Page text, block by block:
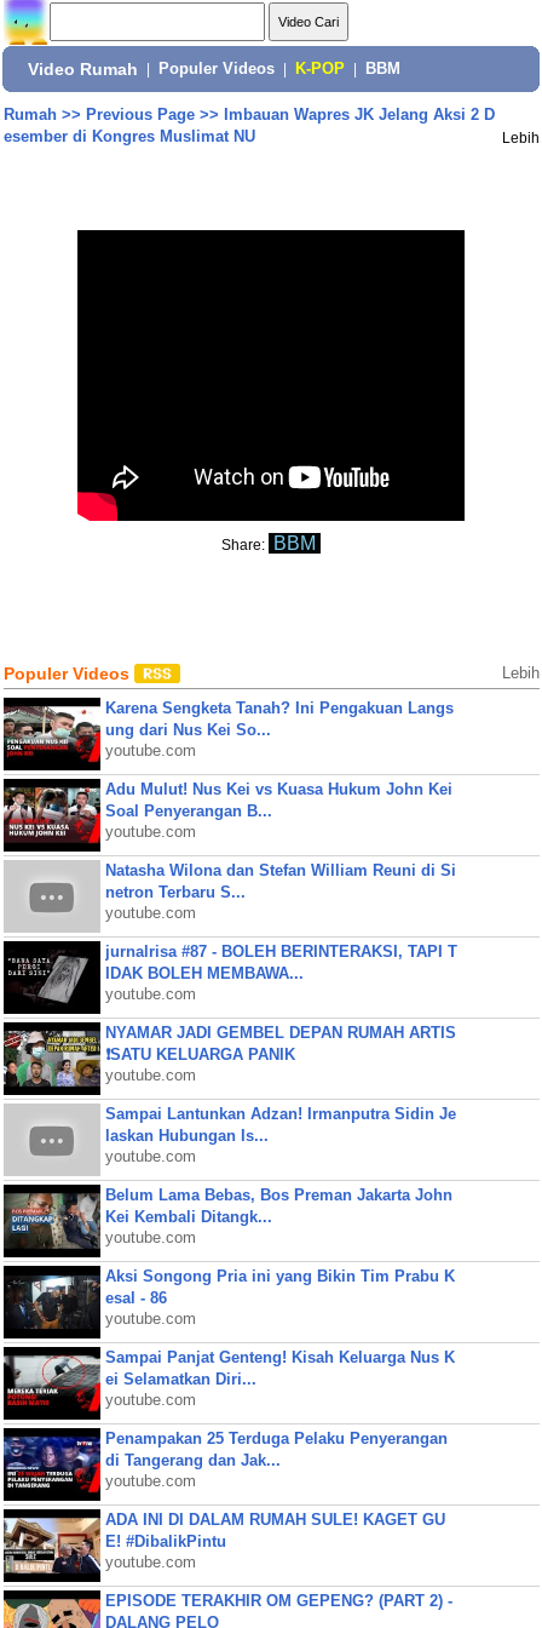
Video Rumah Populer Videos K-POP BBM
Rumah>> Previous Page>> Imbauan Wapres JK Jelang Aksi 2 D
esember di Kongres Muslimat NU
Lebih
Share: BBM
Populer Videos Lebih
Karena Sengketa Tanah? Ini Pengakuan Langs
ung dari Nus Kei So...
youtube.com
Adu Mulut! Nus Kei vs Kuasa Hukum John Kei
Soal Penyerangan B...
youtube.com
Natasha Wilona dan Stefan William Reuni di Si
netron Terbaru S...
youtube.com
jurnalrisa #87 - BOLEH BERINTERAKSI, TAPI T
IDAK BOLEH MEMBAWA...
youtube.com
NYAMAR JADI GEMBEL DEPAN RUMAH ARTIS
❗SATU KELUARGA PANIK
youtube.com
Sampai Lantunkan Adzan! Irmanputra Sidin Je
laskan Hubungan Is...
youtube.com
Belum Lama Bebas, Bos Preman Jakarta John
Kei Kembali Ditangk...
youtube.com
Aksi Songong Pria ini yang Bikin Tim Prabu K
esal - 86
youtube.com
Sampai Panjat Genteng! Kisah Keluarga Nus K
ei Selamatkan Diri...
youtube.com
Penampakan 25 Terduga Pelaku Penyerangan
di Tangerang dan Jak...
youtube.com
ADA INI DI DALAM RUMAH SULE! KAGET GU
E! #DibalikPintu
youtube.com
EPISODE TERAKHIR OM GEPENG? (PART 2) -
DALANG PELO